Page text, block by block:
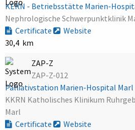
KERN - Betriebsstätte Marien-
Nephrologische Schwerpunktklinik
Certificate
Website
30,4 km
ZAP-Z
ZAP-Z-012
Palliativstation Marien-Hospital Marl
KKRN Katholisches Klinikum
Marl
Certificate
Website